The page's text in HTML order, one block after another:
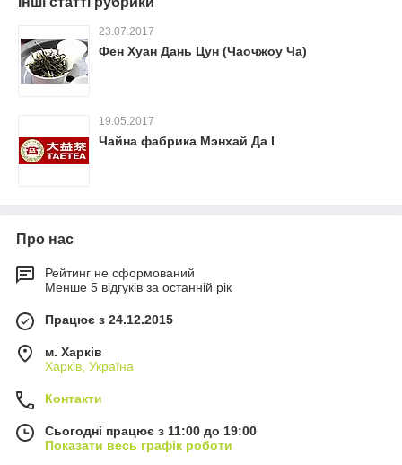
23.07.2017
Фен Хуан Дань Цун (Чаочжоу Ча)
19.05.2017
Чайна фабрика Мэнхай Да І
Про нас
Рейтинг не сформований
Менше 5 відгуків за останній рік
Працює з 24.12.2015
м. Харків
Харків, Україна
Контакти
Сьогодні працює з 11:00 до 19:00
Показати весь графік роботи